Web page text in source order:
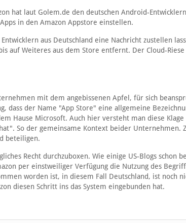
hat laut Golem.de den deutschen Android-
in den Amazon Appstore einstellen.
aus Deutschland eine Nachricht zustellen
auf Weiteres aus dem Store entfernt. Der Cloud-
mit dem angebissenen Apfel, für sich
dass der Name "App Store" eine allgemeine
Hause Microsoft. Auch hier versteht man diese
So der gemeinsame Kontext beider Unternehmen.
beteiligen.
Recht durchzuboxen. Wie einige US-Blogs schon
per einstweiliger Verfügung die Nutzung des
worden ist, in diesem Fall Deutschland, ist noch
diesen Schritt ins das System eingebunden hat.